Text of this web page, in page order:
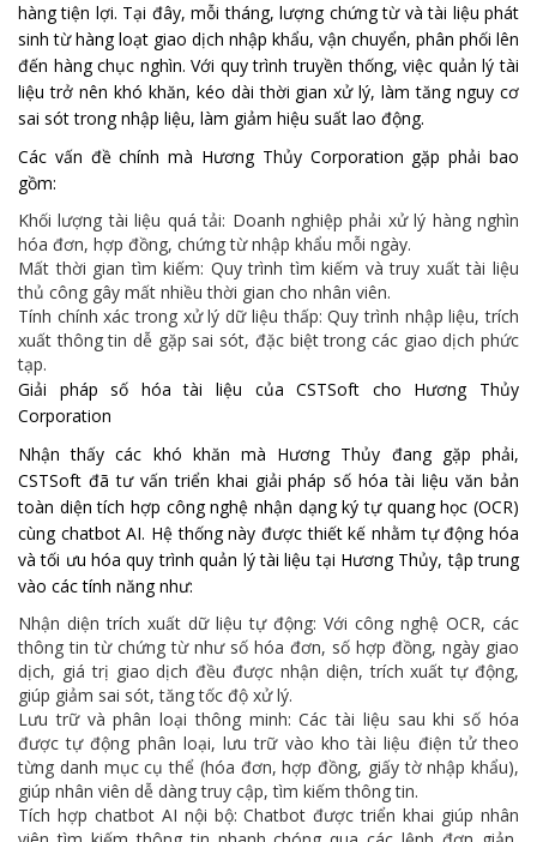
hàng tiện lợi. Tại đây, mỗi tháng, lượng chứng từ và tài liệu phát
sinh từ hàng loạt giao dịch nhập khẩu, vận chuyển, phân phối lên
đến hàng chục nghìn. Với quy trình truyền thống, việc quản lý tài
liệu trở nên khó khăn, kéo dài thời gian xử lý, làm tăng nguy cơ
sai sót trong nhập liệu, làm giảm hiệu suất lao động.
Các vấn đề chính mà Hương Thủy Corporation gặp phải bao
gồm:
Khối lượng tài liệu quá tải: Doanh nghiệp phải xử lý hàng nghìn
hóa đơn, hợp đồng, chứng từ nhập khẩu mỗi ngày.
Mất thời gian tìm kiếm: Quy trình tìm kiếm và truy xuất tài liệu
thủ công gây mất nhiều thời gian cho nhân viên.
Tính chính xác trong xử lý dữ liệu thấp: Quy trình nhập liệu, trích
xuất thông tin dễ gặp sai sót, đặc biệt trong các giao dịch phức
tạp.
Giải pháp số hóa tài liệu của CSTSoft cho Hương Thủy
Corporation
Nhận thấy các khó khăn mà Hương Thủy đang gặp phải,
CSTSoft đã tư vấn triển khai giải pháp số hóa tài liệu văn bản
toàn diện tích hợp công nghệ nhận dạng ký tự quang học (OCR)
cùng chatbot AI. Hệ thống này được thiết kế nhằm tự động hóa
và tối ưu hóa quy trình quản lý tài liệu tại Hương Thủy, tập trung
vào các tính năng như:
Nhận diện trích xuất dữ liệu tự động: Với công nghệ OCR, các
thông tin từ chứng từ như số hóa đơn, số hợp đồng, ngày giao
dịch, giá trị giao dịch đều được nhận diện, trích xuất tự động,
giúp giảm sai sót, tăng tốc độ xử lý.
Lưu trữ và phân loại thông minh: Các tài liệu sau khi số hóa
được tự động phân loại, lưu trữ vào kho tài liệu điện tử theo
từng danh mục cụ thể (hóa đơn, hợp đồng, giấy tờ nhập khẩu),
giúp nhân viên dễ dàng truy cập, tìm kiếm thông tin.
Tích hợp chatbot AI nội bộ: Chatbot được triển khai giúp nhân